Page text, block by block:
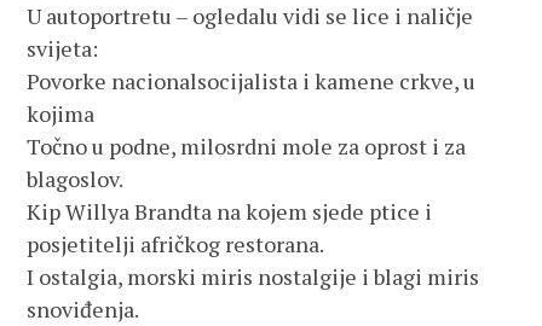
U autoportretu – ogledalu vidi se lice i naličje
svijeta:
Povorke nacionalsocijalista i kamene crkve, u
kojima
Točno u podne, milosrdni mole za oprost i za
blagoslov.
Kip Willya Brandta na kojem sjede ptice i
posjetitelji afričkog restorana.
I ostalgia, morski miris nostalgije i blagi miris
snoviđenja.